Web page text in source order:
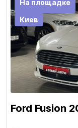
На площадке
Киев
Ford Fusion